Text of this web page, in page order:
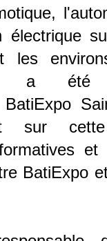
électrique
a été
BatiExpo
sur
et
BatiExpo